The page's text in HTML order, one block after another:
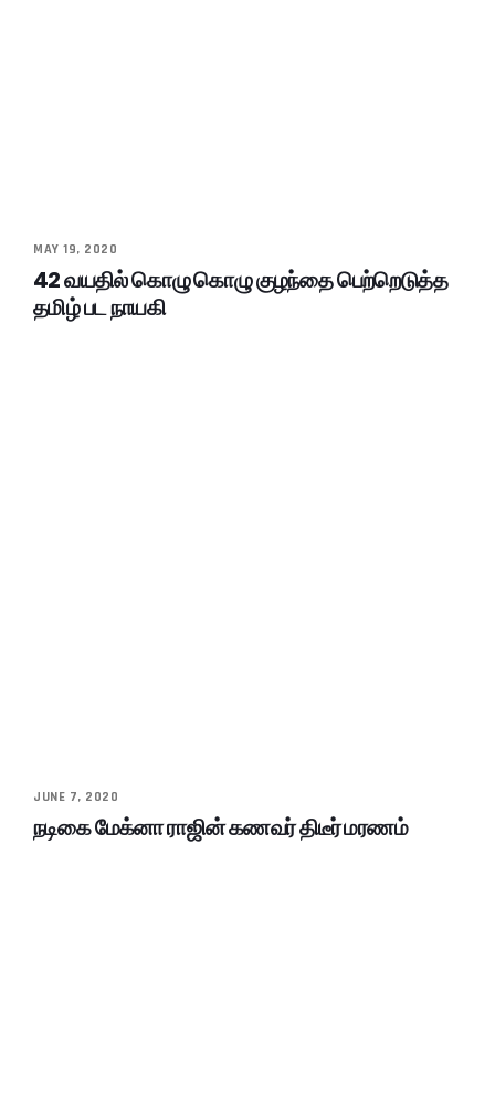
MAY 19, 2020
42 வயதில் கொழு கொழு குழந்தை பெற்றெடுத்த
தமிழ் பட நாயகி
JUNE 7, 2020
நடிகை மேக்னா ராஜின் கணவர் திடீர் மரணம்